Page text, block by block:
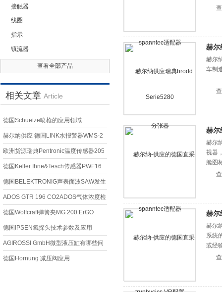
接触器
线圈
指示
镇流器
查看全部产品
相关文章 Article
德国Schuetze喷枪的应用领域
赫尔纳供应 德国LINK水报警器WMS-2
货源
欧洲货源瑞典Pentronic温度传感器205
德国Keller Ihne&Tesch传感器PWF16
1100276
德国BELEKTRONIG声表面波SAW发生
器BSG-F10—赫尔纳
ADOS GTR 196 CO2ADOS气体浓度检
测器
德国Wolfcraft弹簧夹MG 200 ErGO
德国IPSEN氧探头技术参数及应用
AGIROSSI GmbH微型液压缸有哪些问
题
德国Hornung 减压阀应用
赫尔
赫尔
车制
赫尔
赫尔
视器
舱图
赫
赫尔
系统
或经
应